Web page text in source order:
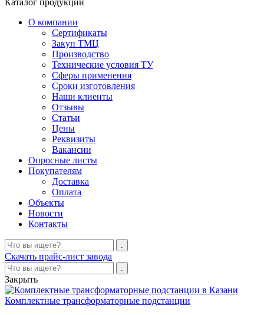
Каталог продукции
О компании
Сертификаты
Закуп ТМЦ
Производство
Технические условия ТУ
Сферы применения
Сроки изготовления
Наши клиенты
Отзывы
Статьи
Цены
Реквизиты
Вакансии
Опросные листы
Покупателям
Доставка
Оплата
Объекты
Новости
Контакты
Скачать прайс-лист завода
Закрыть
Комплектные трансформаторные подстанции